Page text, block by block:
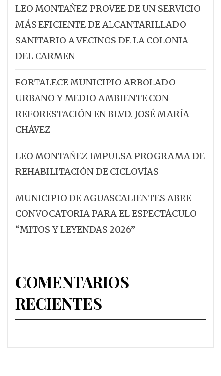
LEO MONTAÑEZ PROVEE DE UN SERVICIO
MÁS EFICIENTE DE ALCANTARILLADO
SANITARIO A VECINOS DE LA COLONIA
DEL CARMEN
FORTALECE MUNICIPIO ARBOLADO
URBANO Y MEDIO AMBIENTE CON
REFORESTACIÓN EN BLVD. JOSÉ MARÍA
CHÁVEZ
LEO MONTAÑEZ IMPULSA PROGRAMA DE
REHABILITACIÓN DE CICLOVÍAS
MUNICIPIO DE AGUASCALIENTES ABRE
CONVOCATORIA PARA EL ESPECTÁCULO
“MITOS Y LEYENDAS 2026”
COMENTARIOS
RECIENTES